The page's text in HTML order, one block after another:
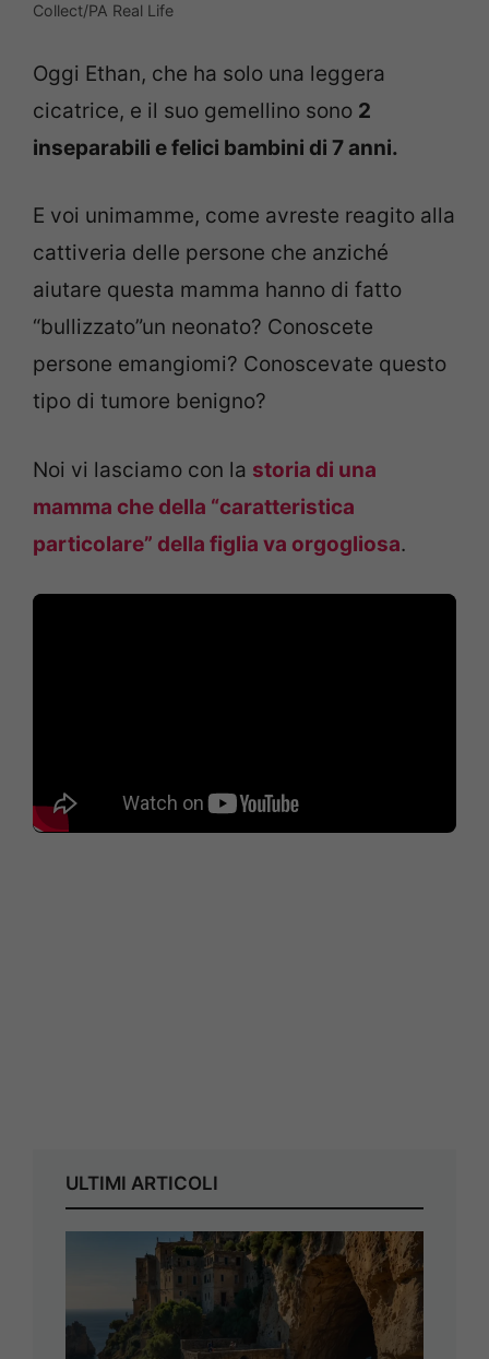
Collect/PA Real Life
Oggi Ethan, che ha solo una leggera
cicatrice, e il suo gemellino sono 2
inseparabili e felici bambini di 7 anni.
E voi unimamme, come avreste reagito alla
cattiveria delle persone che anziché
aiutare questa mamma hanno di fatto
“bullizzato”un neonato? Conoscete
persone emangiomi? Conoscevate questo
tipo di tumore benigno?
Noi vi lasciamo con la storia di una
mamma che della “caratteristica
particolare” della figlia va orgogliosa.
ULTIMI ARTICOLI